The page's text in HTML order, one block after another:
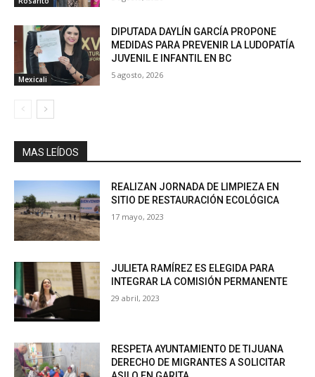
Mexicali
DIPUTADA DAYLÍN GARCÍA PROPONE
MEDIDAS PARA PREVENIR LA LUDOPATÍA
JUVENIL E INFANTIL EN BC
5 agosto, 2026
MAS LEÍDOS
REALIZAN JORNADA DE LIMPIEZA EN
SITIO DE RESTAURACIÓN ECOLÓGICA
17 mayo, 2023
JULIETA RAMÍREZ ES ELEGIDA PARA
INTEGRAR LA COMISIÓN PERMANENTE
29 abril, 2023
RESPETA AYUNTAMIENTO DE TIJUANA
DERECHO DE MIGRANTES A SOLICITAR